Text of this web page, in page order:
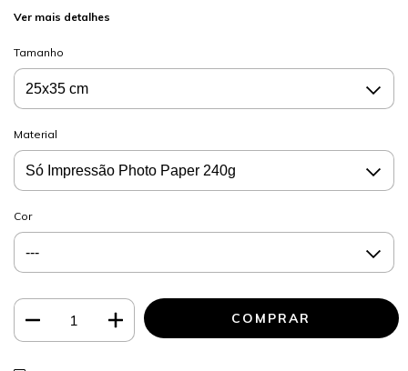
Ver mais detalhes
Tamanho
Material
Cor